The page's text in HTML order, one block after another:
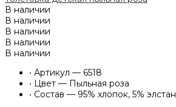
В наличии
В наличии
В наличии
В наличии
В наличии
• Артикул — 6518
• Цвет — Пыльная роза
• Состав — 95% хлопок, 5% элстан